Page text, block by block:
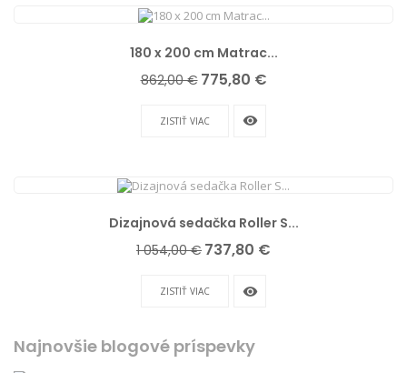
180 x 200 cm Matrac...
Základná
cena
862,00 € Cena
775,80 €
ZISTIŤ VIAC remove_red_eye
Dizajnová sedačka Roller S...
Základná
1 054,00 € Cena
737,80 €
ZISTIŤ VIAC remove_red_eye
Najnovšie blogové príspevky